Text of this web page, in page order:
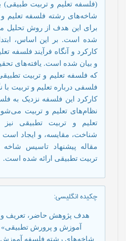
(فلسفه تعلیم و تربیت طبیقی)
شاخه‌های رشته فلسفه تعلیم
برای این هدف از روش تحلیل
شده است. بر این اساس،
کارکرد و آنگاه فرآیند فلسفه
و بیان شده است. یافته‌های
که فلسفه تعلیم و تربیت
فلسفی درباره تعلیم و تربیت با
کارکرد این فلسفه نزدیک به
نظام‌های تعلیم و تربیت
تعلیم و تربیت تطبیقی ​​نیز
شناخت، مقایسه، و ایجاد است
مقاله پیشنهاد تاسیس شاخه
تربیت تطبیقی ​​ارائه شده است.
چکیده انگلیسی:
هدف پژوهش حاضر، تعریف و
آموزش و پرورش تطبیقی»
شاخه‌های رشته فلسفه